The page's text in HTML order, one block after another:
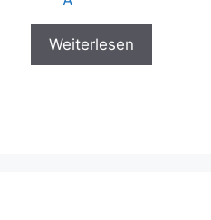
Weiterlesen